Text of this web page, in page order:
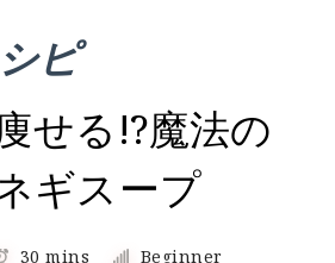
ピ
せる!?魔法の
ギスープ
30 mins Beginner